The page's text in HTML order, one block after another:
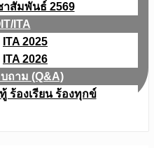
าสัมพันธ์ 2569
ITA
ITA 2025
ITA 2026
ถาม (Q&A)
ร้องเรียน ร้องทุกข์